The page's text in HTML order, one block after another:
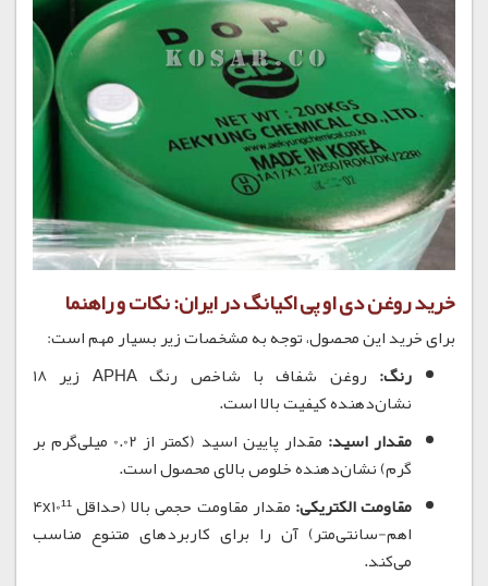
خرید روغن دی او پی اکیانگ در ایران: نکات و راهنما
برای خرید این محصول، توجه به مشخصات زیر بسیار مهم است:
رنگ:
روغن شفاف با شاخص رنگ APHA زیر 18
نشان‌دهنده کیفیت بالا است.
مقدار اسید:
مقدار پایین اسید (کمتر از 0.02 میلی‌گرم بر
گرم) نشان‌دهنده خلوص بالای محصول است.
مقاومت الکتریکی:
مقدار مقاومت حجمی بالا (حداقل 4x10¹¹
اهم-سانتی‌متر) آن را برای کاربردهای متنوع مناسب
می‌کند.